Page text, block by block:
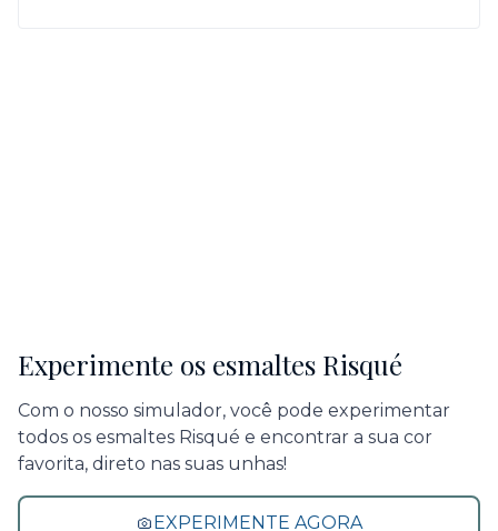
Experimente os esmaltes Risqué
Com o nosso simulador, você pode experimentar
todos os esmaltes Risqué e encontrar a sua cor
favorita, direto nas suas unhas!
EXPERIMENTE AGORA